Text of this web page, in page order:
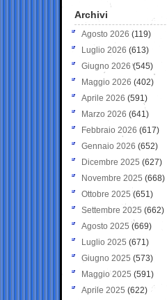
Archivi
Agosto 2026 (119)
Luglio 2026 (613)
Giugno 2026 (545)
Maggio 2026 (402)
Aprile 2026 (591)
Marzo 2026 (641)
Febbraio 2026 (617)
Gennaio 2026 (652)
Dicembre 2025 (627)
Novembre 2025 (668)
Ottobre 2025 (651)
Settembre 2025 (662)
Agosto 2025 (669)
Luglio 2025 (671)
Giugno 2025 (573)
Maggio 2025 (591)
Aprile 2025 (622)